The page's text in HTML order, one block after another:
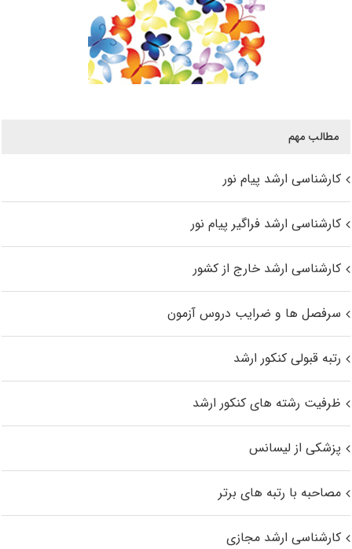
مطالب مهم
کارشناسی ارشد پیام نور
کارشناسی ارشد فراگیر پیام نور
کارشناسی ارشد خارج از کشور
سرفصل ها و ضرایب دروس آزمون
رتبه قبولی کنکور ارشد
ظرفیت رشته های کنکور ارشد
پزشکی از لیسانس
مصاحبه با رتبه های برتر
کارشناسی ارشد مجازی